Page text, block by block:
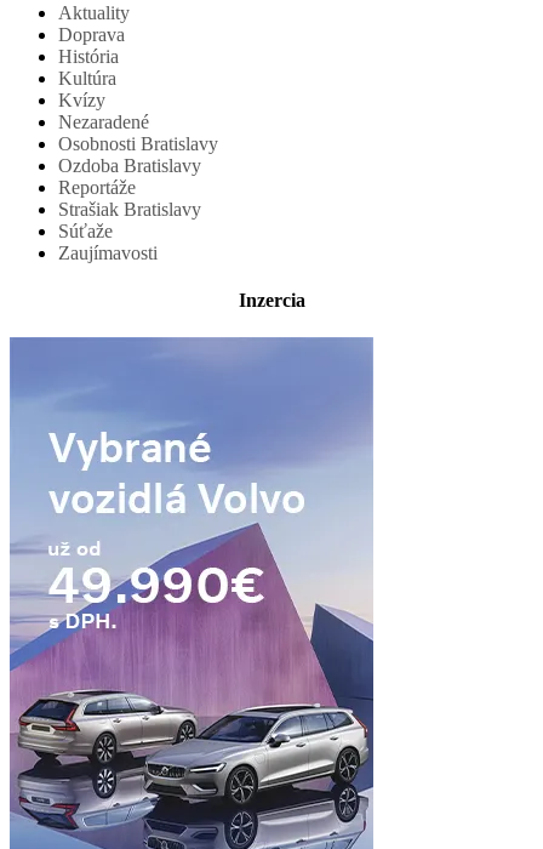
Aktuality
Doprava
História
Kultúra
Kvízy
Nezaradené
Osobnosti Bratislavy
Ozdoba Bratislavy
Reportáže
Strašiak Bratislavy
Súťaže
Zaujímavosti
Inzercia